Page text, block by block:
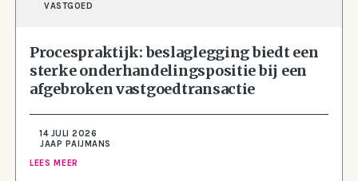
VASTGOED
Procespraktijk: beslaglegging biedt een
sterke onderhandelingspositie bij een
afgebroken vastgoedtransactie
14 JULI 2026
JAAP PAIJMANS
LEES MEER